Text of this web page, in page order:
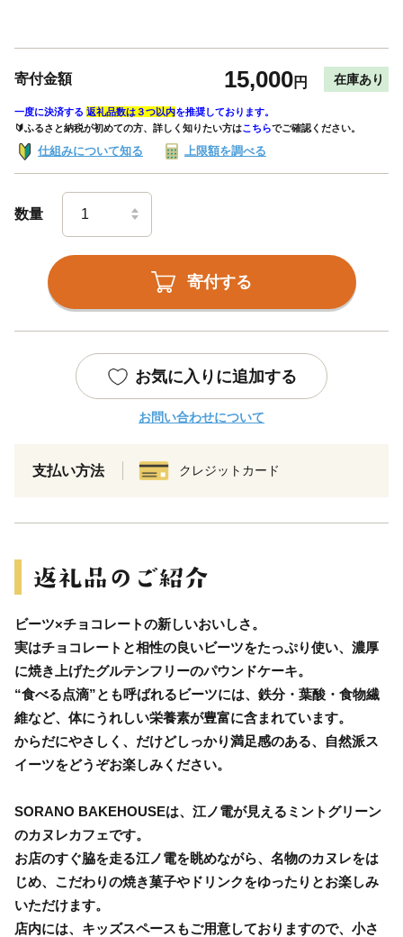
寄付金額 15,000円 在庫あり
一度に決済する 返礼品数は３つ以内を推奨しております。
🔰ふるさと納税が初めての方、詳しく知りたい方はこちらでご確認ください。
仕組みについて知る 上限額を調べる
数量
寄付する
お気に入りに追加する
お問い合わせについて
支払い方法 クレジットカード
ビーツ×チョコレートの新しいおいしさ。
実はチョコレートと相性の良いビーツをたっぷり使い、濃厚
に焼き上げたグルテンフリーのパウンドケーキ。
“食べる点滴”とも呼ばれるビーツには、鉄分・葉酸・食物繊
維など、体にうれしい栄養素が豊富に含まれています。
からだにやさしく、だけどしっかり満足感のある、自然派ス
イーツをどうぞお楽しみください。
SORANO BAKEHOUSEは、江ノ電が見えるミントグリーン
のカヌレカフェです。
お店のすぐ脇を走る江ノ電を眺めながら、名物のカヌレをは
じめ、こだわりの焼き菓子やドリンクをゆったりとお楽しみ
いただけます。
店内には、キッズスペースもご用意しておりますので、小さ